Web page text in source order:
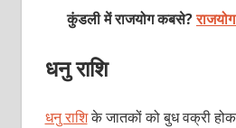
कुंडली में राजयोग कबसे?
धनु राशि
धनु राशिके जातकों को बुध वक्री